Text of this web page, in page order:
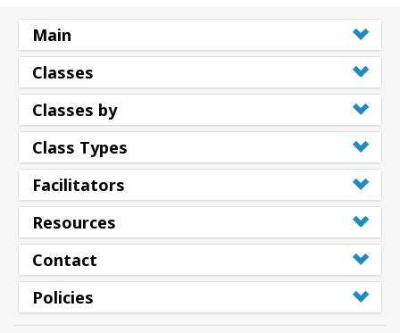
Main
Classes
Classes by
Class Types
Facilitators
Resources
Contact
Policies